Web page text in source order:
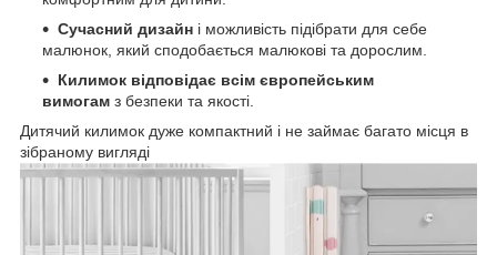
Сучасний дизайн і можливість підібрати для себе
малюнок, який сподобається малюкові та дорослим.
Килимок відповідає всім європейським
вимогам з безпеки та якості.
Дитячий килимок дуже компактний і не займає багато місця в
зібраному вигляді